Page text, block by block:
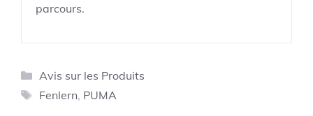
parcours.
Catégories
Avis sur les Produits
Étiquettes
Fenlern, PUMA